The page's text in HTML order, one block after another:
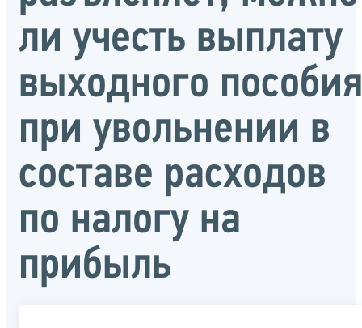
ли учесть выплату
выходного пособия
при увольнении в
составе расходов
по налогу на
прибыль